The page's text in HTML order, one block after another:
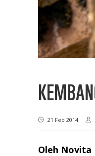
21 Feb 2014
Oleh Novita